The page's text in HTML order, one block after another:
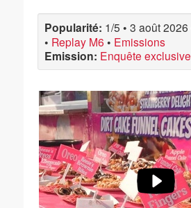
Popularité: 1/5 • 3 août 2026
• Replay M6 • Emissions
Emission: Enquête exclusive